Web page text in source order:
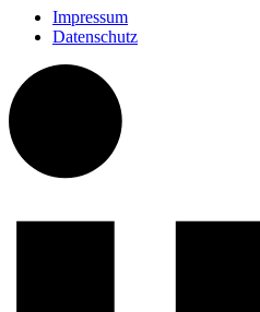
Impressum
Datenschutz